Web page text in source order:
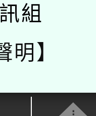
組
明】